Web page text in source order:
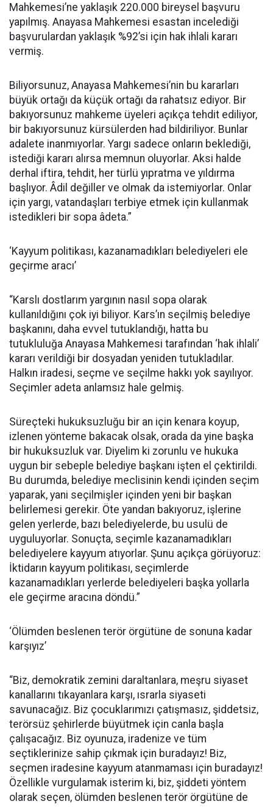
Mahkemesi’ne yaklaşık 220.000 bireysel başvuru
yapılmış. Anayasa Mahkemesi esastan incelediği
başvurulardan yaklaşık %92’si için hak ihlali kararı
vermiş.
Biliyorsunuz, Anayasa Mahkemesi’nin bu kararları
büyük ortağı da küçük ortağı da rahatsız ediyor. Bir
bakıyorsunuz mahkeme üyeleri açıkça tehdit ediliyor,
bir bakıyorsunuz kürsülerden had bildiriliyor. Bunlar
adalete inanmıyorlar. Yargı sadece onların beklediği,
istediği kararı alırsa memnun oluyorlar. Aksi halde
derhal iftira, tehdit, her türlü yıpratma ve yıldırma
başlıyor. Âdil değiller ve olmak da istemiyorlar. Onlar
için yargı, vatandaşları terbiye etmek için kullanmak
istedikleri bir sopa âdeta.”
‘Kayyum politikası, kazanamadıkları belediyeleri ele
geçirme aracı’
“Karslı dostlarım yargının nasıl sopa olarak
kullanıldığını çok iyi biliyor. Kars’ın seçilmiş belediye
başkanını, daha evvel tutuklandığı, hatta bu
tutukluluğa Anayasa Mahkemesi tarafından ‘hak ihlali’
kararı verildiği bir dosyadan yeniden tutukladılar.
Halkın iradesi, seçme ve seçilme hakkı yok sayılıyor.
Seçimler adeta anlamsız hale gelmiş.
Süreçteki hukuksuzluğu bir an için kenara koyup,
izlenen yönteme bakacak olsak, orada da yine başka
bir hukuksuzluk var. Diyelim ki zorunlu ve hukuka
uygun bir sebeple belediye başkanı işten el çektirildi.
Bu durumda, belediye meclisinin kendi içinden seçim
yaparak, yani seçilmişler içinden yeni bir başkan
belirlemesi gerekir. Öte yandan bakıyoruz, işlerine
gelen yerlerde, bazı belediyelerde, bu usulü de
uyguluyorlar. Sonuçta, seçimle kazanamadıkları
belediyelere kayyum atıyorlar. Şunu açıkça görüyoruz:
İktidarın kayyum politikası, seçimlerde
kazanamadıkları yerlerde belediyeleri başka yollarla
ele geçirme aracına döndü.”
‘Ölümden beslenen terör örgütüne de sonuna kadar
karşıyız’
“Biz, demokratik zemini daraltanlara, meşru siyaset
kanallarını tıkayanlara karşı, ısrarla siyaseti
savunacağız. Biz çocuklarımızı çatışmasız, şiddetsiz,
terörsüz şehirlerde büyütmek için canla başla
çalışacağız. Biz oyunuza, iradenize ve tüm
seçtiklerinize sahip çıkmak için buradayız! Biz,
seçmen iradesine kayyum atanmaması için buradayız!
Özellikle vurgulamak isterim ki, biz, şiddeti yöntem
olarak seçen, ölümden beslenen terör örgütüne de